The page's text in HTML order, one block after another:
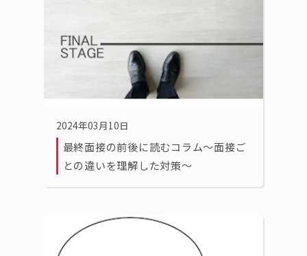
2024年03月10日
最終面接の前後に読むコラム〜面接ご
との違いを理解した対策〜